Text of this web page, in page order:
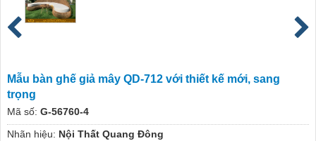
Mẫu bàn ghế giả mây QD-712 với thiết kế mới, sang
trọng
Mã số: G-56760-4
Nhãn hiệu: Nội Thất Quang Đông